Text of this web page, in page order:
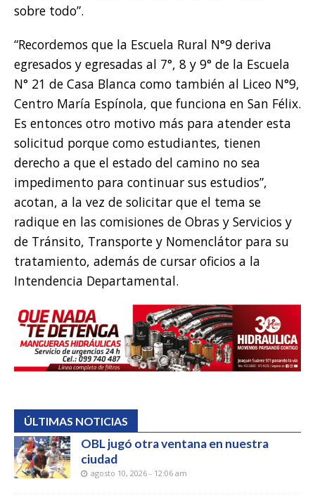
sobre todo”.
“Recordemos que la Escuela Rural N°9 deriva
egresados y egresadas al 7°, 8 y 9° de la Escuela
N° 21 de Casa Blanca como también al Liceo N°9,
Centro María Espínola, que funciona en San Félix.
Es entonces otro motivo más para atender esta
solicitud porque como estudiantes, tienen
derecho a que el estado del camino no sea
impedimento para continuar sus estudios”,
acotan, a la vez de solicitar que el tema se
radique en las comisiones de Obras y Servicios y
de Tránsito, Transporte y Nomenclátor para su
tratamiento, además de cursar oficios a la
Intendencia Departamental.
ÚLTIMAS NOTICIAS
OBL jugó otra ventana en nuestra
ciudad
agosto 10, 2026 - 12:06 am